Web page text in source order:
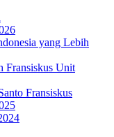
yang Lebih
Fransiskus Unit
Fransiskus